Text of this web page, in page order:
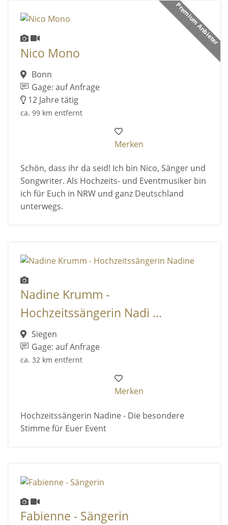
Premium Anbieter
Nico Mono
Bonn
Gage: auf Anfrage
12 Jahre tätig
ca. 99 km entfernt
Merken
Schön, dass ihr da seid! Ich bin Nico, Sänger und
Songwriter. Als Hochzeits- und Eventmusiker bin
ich für Euch in NRW und ganz Deutschland
unterwegs.
Nadine Krumm -
Hochzeitssängerin Nadi ...
Siegen
Gage: auf Anfrage
ca. 32 km entfernt
Merken
Hochzeitssängerin Nadine - Die besondere
Stimme für Euer Event
Fabienne - Sängerin